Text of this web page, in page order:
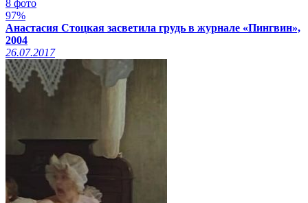
8 фото
97%
Анастасия Стоцкая засветила грудь в журнале «Пингвин»,
2004
26.07.2017